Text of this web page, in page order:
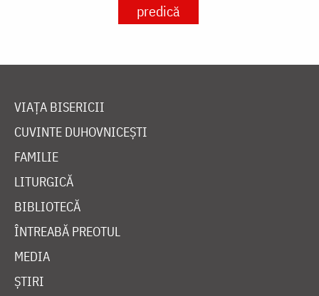
predică
VIAȚA BISERICII
CUVINTE DUHOVNICEȘTI
FAMILIE
LITURGICĂ
BIBLIOTECĂ
ÎNTREABĂ PREOTUL
MEDIA
ȘTIRI